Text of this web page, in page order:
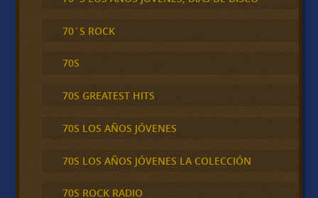
70´S ROCK
70S
70S GREATEST HITS
70S LOS AÑOS JÓVENES
70S LOS AÑOS JÓVENES LA COLECCIÓN
70S ROCK RADIO